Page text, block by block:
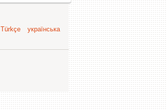
Türkçe
українська